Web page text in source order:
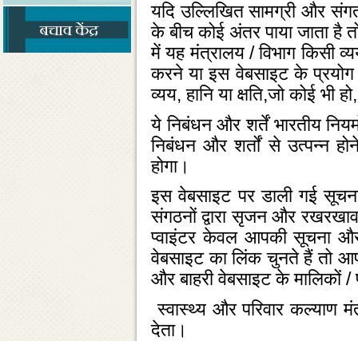
यदि उल्‍लिखित सामग्री और संगत
के बीच कोई अंतर पाया जाता है
में यह मंत्रालय / विभाग किसी
करने या इस वेबसाइट के प्रयोग से
व्‍यय, हानि या क्षति,जो कोई भी
ये निबंधन और शर्तें भारतीय
निबंधन और शर्तों से उत्‍पन्‍न
होगा।
इस वेबसाइट पर डाली गई
संगठनों द्वारा सृजन और
प्‍वाइंटर केवल आपकी सूचना
वेबसाइट का लिंक चुनते हैं तो
और बाहरी वेबसाइट के मालिकों /
स्‍वास्‍थ्‍य और परिवार कल्‍याण
देता।